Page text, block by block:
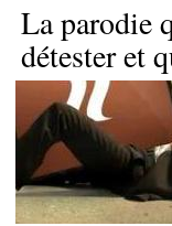
La parodie
détester et